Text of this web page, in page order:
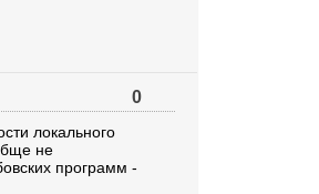
0
локального
не
программ -